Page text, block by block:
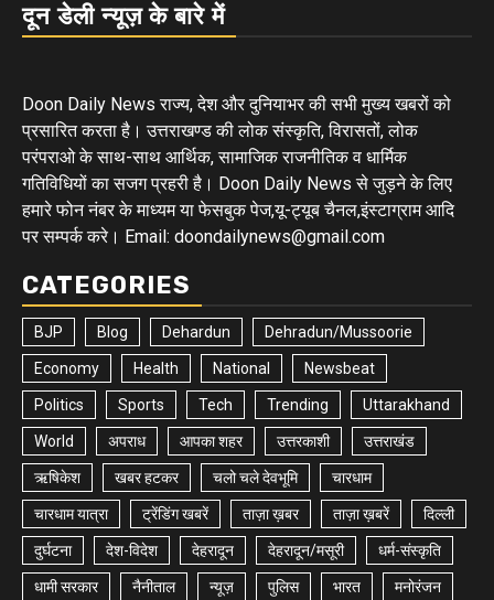
दून डेली न्यूज़ के बारे में
Doon Daily News राज्य, देश और दुनियाभर की सभी मुख्य खबरों को
प्रसारित करता है। उत्तराखण्ड की लोक संस्कृति, विरासतों, लोक
परंपराओ के साथ-साथ आर्थिक, सामाजिक राजनीतिक व धार्मिक
गतिविधियों का सजग प्रहरी है। Doon Daily News से जुड़ने के लिए
हमारे फोन नंबर के माध्यम या फेसबुक पेज,यू-ट्यूब चैनल,इंस्टाग्राम आदि
पर सम्पर्क करे। Email: doondailynews@gmail.com
CATEGORIES
BJP Blog Dehardun Dehradun/Mussoorie
Economy Health National Newsbeat
Politics Sports Tech Trending Uttarakhand
World अपराध आपका शहर उत्तरकाशी उत्तराखंड
ऋषिकेश खबर हटकर चलो चले देवभूमि चारधाम
चारधाम यात्रा ट्रेंडिंग खबरें ताज़ा ख़बर ताज़ा ख़बरें दिल्ली
दुर्घटना देश-विदेश देहरादून देहरादून/मसूरी धर्म-संस्कृति
धामी सरकार नैनीताल न्यूज़ पुलिस भारत मनोरंजन